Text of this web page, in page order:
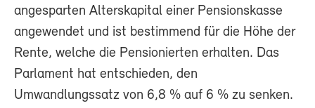
angesparten Alterskapital einer Pensionskasse
angewendet und ist bestimmend für die Höhe der
Rente, welche die Pensionierten erhalten. Das
Parlament hat entschieden, den
Umwandlungssatz von 6,8 % auf 6 % zu senken.